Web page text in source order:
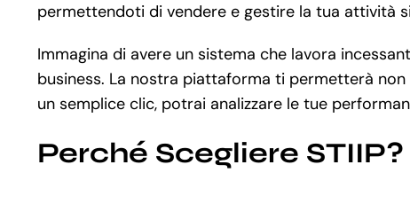
permettendoti di vendere e gestire la tua attività
Immagina di avere un sistema che lavora
business. La nostra piattaforma ti permetterà
un semplice clic, potrai analizzare le tue
Perché Scegliere STIIP?